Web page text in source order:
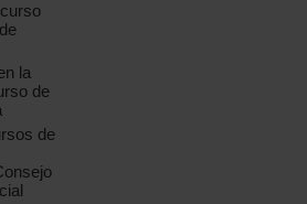
la
de
de